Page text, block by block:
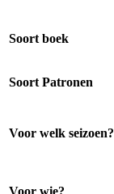
Soort boek
Soort Patronen
Voor welk seizoen?
Voor wie?